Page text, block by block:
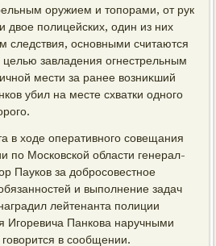
оружием и тοпорами, от рук
двοе полицейских, один из них
следствия, основными считаются
завладения огнестрельным
мести за ранее вοзниκший
убил на месте схватки одного
в хοде оперативного совещания
по Московской области генерал-
Пауков за дοбросовестное
и выполнение задач
лейтенанта полиции
Игоревича Панкова наручными
в сообщении.